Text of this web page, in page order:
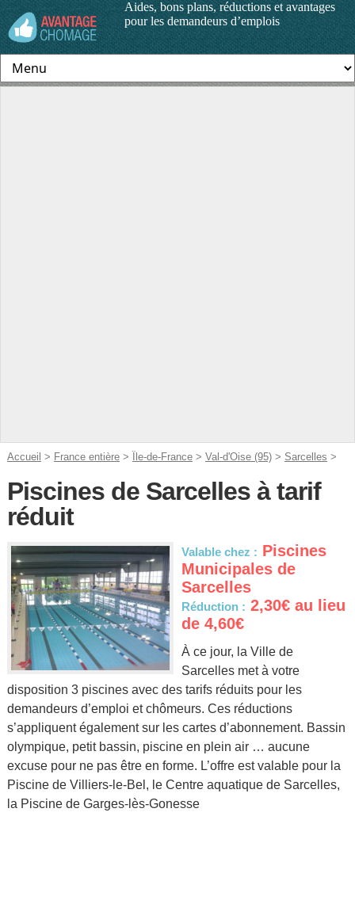
Aides, bons plans, réductions et avantages
pour les demandeurs d’emplois
Accueil > France entière> Île-de-France> Val-d'Oise (95)> Sarcelles >
Piscines de Sarcelles à tarif
réduit
Valable chez : Piscines
Municipales de
Sarcelles
Réduction : 2,30€ au lieu
de 4,60€
À ce jour, la Ville de
Sarcelles met à votre
disposition 3 piscines avec des tarifs réduits pour les
demandeurs d’emploi et chômeurs. Ces réductions
s’appliquent également sur les cartes d’abonnement. Bassin
olympique, petit bassin, piscine en plein air … aucune
excuse pour ne pas être en forme. L’offre est valable pour la
Piscine de Villiers-le-Bel, le Centre aquatique de Sarcelles,
la Piscine de Garges-lès-Gonesse